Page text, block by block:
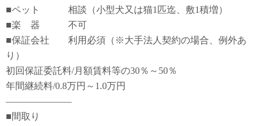
■ペット 相談（小型犬又は猫1匹迄、敷1積増）
■楽 器 不可
■保証会社 利用必須（※大手法人契約の場合、例外あ
り）
初回保証委託料/月額賃料等の30％～50％
年間継続料/0.8万円～1.0万円
―――――――
■間取り